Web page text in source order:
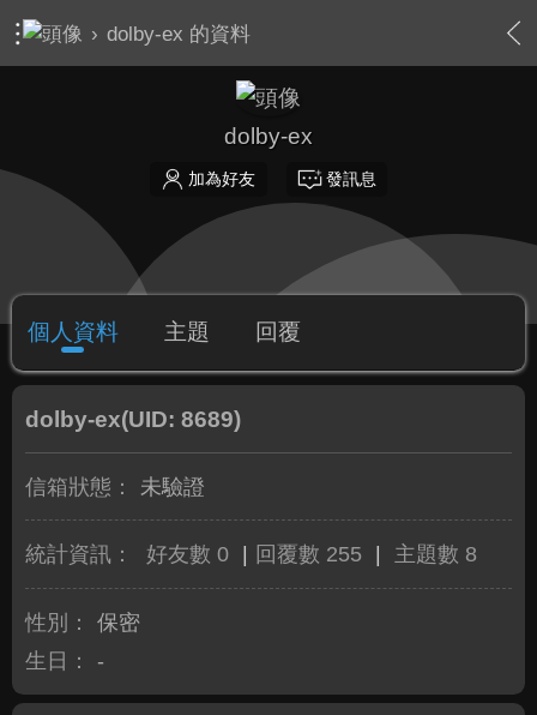
› dolby-ex 的資料
dolby-ex
加為好友 發訊息
個人資料 主題 回覆
dolby-ex(UID: 8689)
信箱狀態： 未驗證
統計資訊： 好友數 0 回覆數 255 主題數 8
性別：
保密
生日：
-